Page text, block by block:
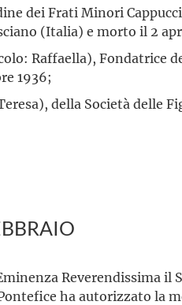
dei Frati Minori
(Italia) e morto il 2
Raffaella), Fondatrice
1936;
della Società delle
Reverendissima
ha autorizzato la